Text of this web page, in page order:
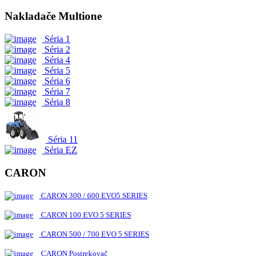
Nakladače Multione
Séria 1
Séria 2
Séria 4
Séria 5
Séria 6
Séria 7
Séria 8
Séria 11
Séria EZ
CARON
CARON 300 / 600 EVO5 SERIES
CARON 100 EVO 5 SERIES
CARON 500 / 700 EVO 5 SERIES
CARON Postrekovač